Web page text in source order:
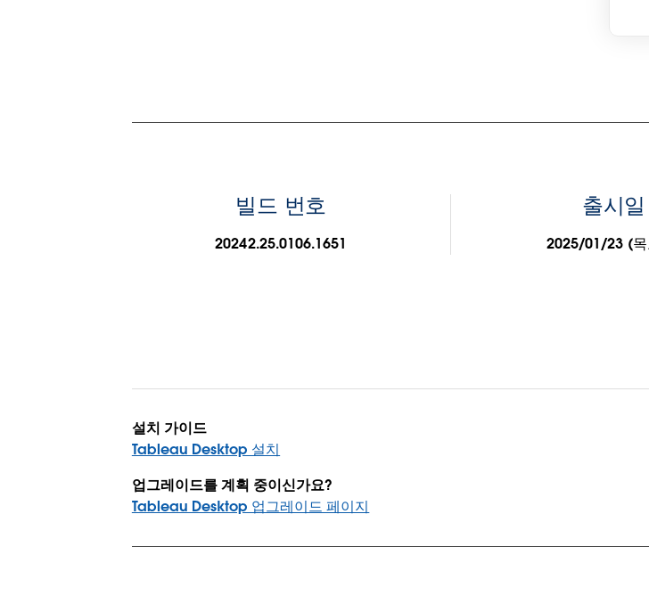
빌드 번호
20242.25.0106.1651
출시일
2025/01/23 (
설치 가이드
Tableau Desktop 설치
업그레이드를 계획 중이신가요?
Tableau Desktop 업그레이드 페이지